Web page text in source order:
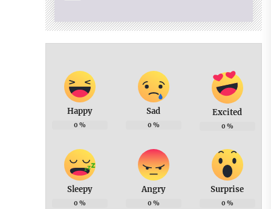
Happy
0 %
Sad
0 %
Excited
0 %
Sleepy
0 %
Angry
0 %
Surprise
0 %